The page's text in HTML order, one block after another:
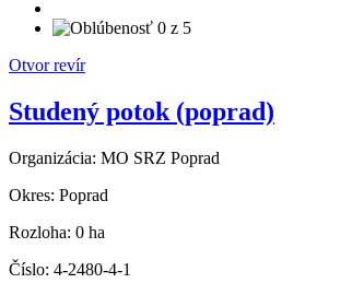
Otvor revír
Studený potok (poprad)
Organizácia: MO SRZ Poprad
Okres: Poprad
Rozloha: 0 ha
Číslo: 4-2480-4-1